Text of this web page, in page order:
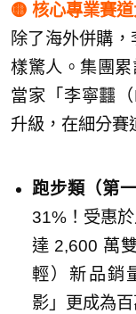
🟡 核心專業賽
除了海外併購
樣驚人。集團
當家「李寧䨻
升級，在細分賽
跑步類（第
31%！受惠
達 2,600 萬
輕）新品銷
影」更成為